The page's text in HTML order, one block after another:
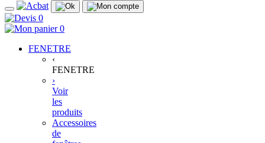
0
0
FENETRE
‹
FENETRE
›
Voir
les
produits
Accessoires
de